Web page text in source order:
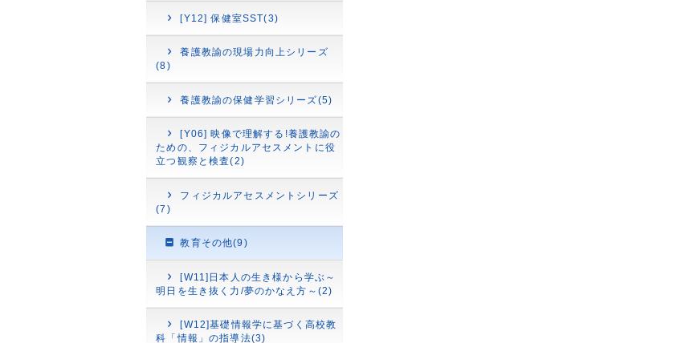
[Y12] 保健室SST(3)
養護教諭の現場力向上シリーズ
(8)
養護教諭の保健学習シリーズ(5)
[Y06] 映像で理解する!養護教諭の
ための、フィジカルアセスメントに役
立つ観察と検査(2)
フィジカルアセスメントシリーズ
(7)
教育その他(9)
[W11]日本人の生き様から学ぶ～
明日を生き抜く力/夢のかなえ方～(2)
[W12]基礎情報学に基づく高校教
科「情報」の指導法(3)